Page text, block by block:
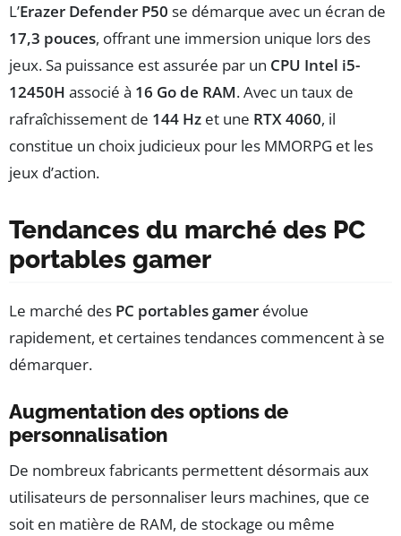
L’Erazer Defender P50 se démarque avec un écran de
17,3 pouces, offrant une immersion unique lors des
jeux. Sa puissance est assurée par un CPU Intel i5-
12450H associé à 16 Go de RAM. Avec un taux de
rafraîchissement de 144 Hz et une RTX 4060, il
constitue un choix judicieux pour les MMORPG et les
jeux d’action.
Tendances du marché des PC
portables gamer
Le marché des PC portables gamer évolue
rapidement, et certaines tendances commencent à se
démarquer.
Augmentation des options de
personnalisation
De nombreux fabricants permettent désormais aux
utilisateurs de personnaliser leurs machines, que ce
soit en matière de RAM, de stockage ou même